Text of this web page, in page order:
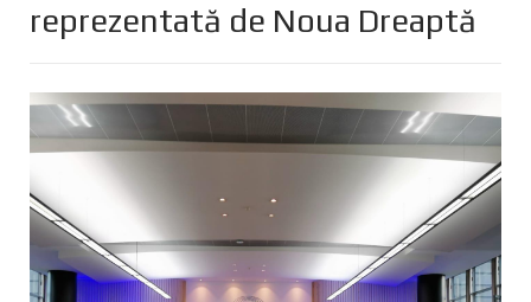
reprezentată de Noua Dreaptă